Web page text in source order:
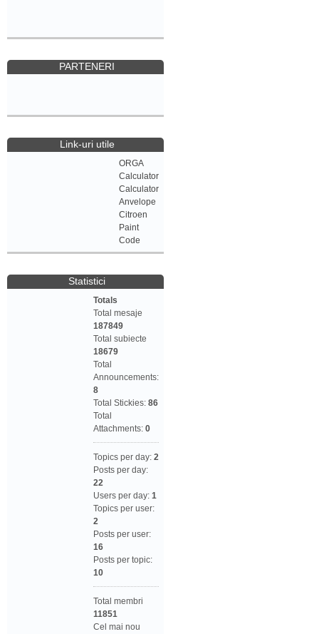
PARTENERI
Link-uri utile
ORGA
Calculator
Calculator
Anvelope
Citroen
Paint
Code
Statistici
Totals
Total mesaje
187849
Total subiecte
18679
Total
Announcements:
8
Total Stickies: 86
Total
Attachments: 0
Topics per day: 2
Posts per day:
22
Users per day: 1
Topics per user:
2
Posts per user:
16
Posts per topic:
10
Total membri
11851
Cel mai nou